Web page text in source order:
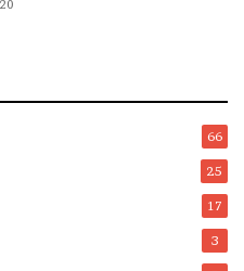
66
25
17
3